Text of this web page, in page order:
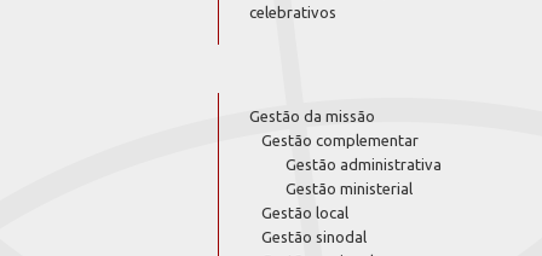
celebrativos
Gestão da missão
Gestão complementar
Gestão administrativa
Gestão ministerial
Gestão local
Gestão sinodal